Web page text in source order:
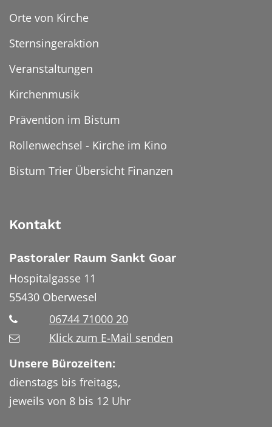
Orte von Kirche
Sternsingeraktion
Veranstaltungen
Kirchenmusik
Prävention im Bistum
Rollenwechsel - Kirche im Kino
Bistum Trier Übersicht Finanzen
Kontakt
Pastoraler Raum Sankt Goar
Hospitalgasse 11
55430 Oberwesel
06744 71000 20
Klick zum E-Mail senden
Unsere Bürozeiten:
dienstags bis freitags,
jeweils von 8 bis 12 Uhr